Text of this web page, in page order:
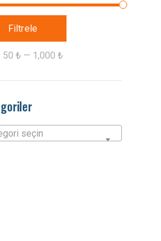
Filtrele
50 ₺ — 1,000 ₺
seçin